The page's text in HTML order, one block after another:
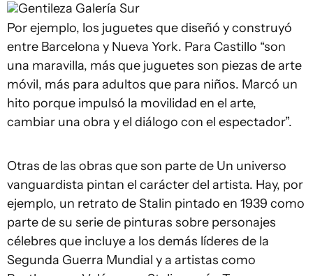
Gentileza Galería Sur
Por ejemplo, los juguetes que diseñó y construyó
entre Barcelona y Nueva York. Para Castillo “son
una maravilla, más que juguetes son piezas de arte
móvil, más para adultos que para niños. Marcó un
hito porque impulsó la movilidad en el arte,
cambiar una obra y el diálogo con el espectador”.
Otras de las obras que son parte de Un universo
vanguardista pintan el carácter del artista. Hay, por
ejemplo, un retrato de Stalin pintado en 1939 como
parte de su serie de pinturas sobre personajes
célebres que incluye a los demás líderes de la
Segunda Guerra Mundial y a artistas como